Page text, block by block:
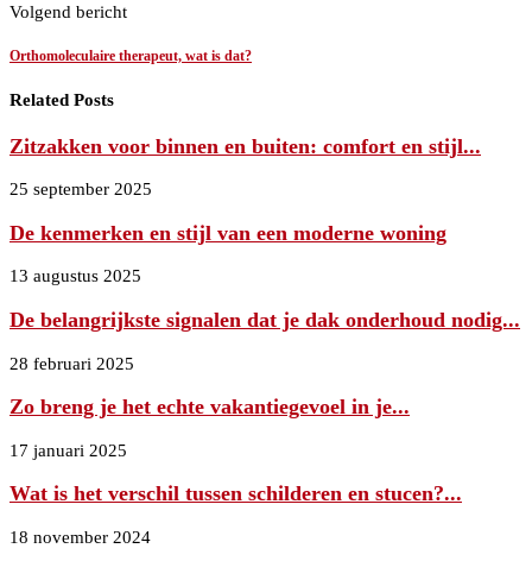
Volgend bericht
Orthomoleculaire therapeut, wat is dat?
Related Posts
Zitzakken voor binnen en buiten: comfort en stijl...
25 september 2025
De kenmerken en stijl van een moderne woning
13 augustus 2025
De belangrijkste signalen dat je dak onderhoud nodig...
28 februari 2025
Zo breng je het echte vakantiegevoel in je...
17 januari 2025
Wat is het verschil tussen schilderen en stucen?...
18 november 2024